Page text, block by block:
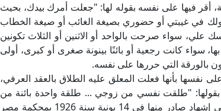
أقر فيها على نفسه بقوله لها: "جعلت أمرك بيدك، بحيث
في غيبتي أو حضوري بصيغة الغائب أو صيغة الخطاب
سواء صرحت بالواحد أو الاثنين أو الثلاث تكونين
سواء كانت رجعية أو بائنًا بينونة صغرى أو كبرى، أولى
بالورقة التي حررها على نفسه.
نفسها بأنها فعلت المعلق عليه الطلاق بالعقد العرفي،
بقولها: "طلقت نفسي من زوجي ... طلقة واحدة بائنة من
الآن، فلا أحل له إلا بعقد ومهر جديدين"، وذلك بمقتضى إشهاد صادر منها في 14 يونية سنة 1926 بمحكمة مصر